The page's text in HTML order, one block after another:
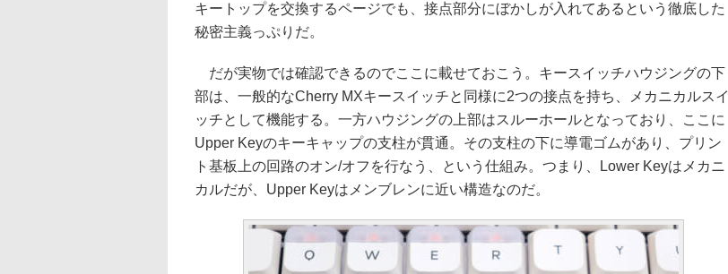
キートップを交換するページでも、接点部分にぼかしが入れてあるという徹底した
秘密主義っぷりだ。
だが実物では確認できるのでここに載せておこう。キースイッチハウジングの下
部は、一般的なCherry MXキースイッチと同様に2つの接点を持ち、メカニカルスイ
ッチとして機能する。一方ハウジングの上部はスルーホールとなっており、ここに
Upper Keyのキーキャップの支柱が貫通。その支柱の下に導電ゴムがあり、プリン
ト基板上の回路のオン/オフを行なう、という仕組み。つまり、Lower Keyはメカニ
カルだが、Upper Keyはメンブレンに近い構造なのだ。